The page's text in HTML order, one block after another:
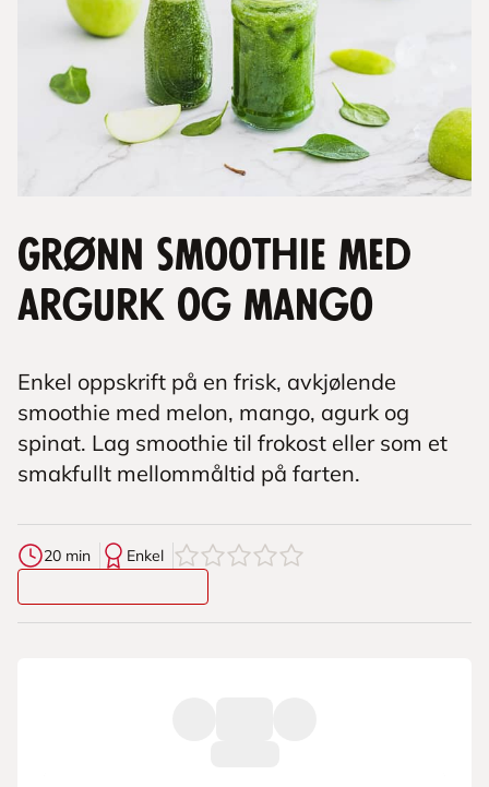
Grønn smoothie med
argurk og mango
Enkel oppskrift på en frisk, avkjølende
smoothie med melon, mango, agurk og
spinat. Lag smoothie til frokost eller som et
smakfullt mellommåltid på farten.
20 min Enkel 0av5stjerner